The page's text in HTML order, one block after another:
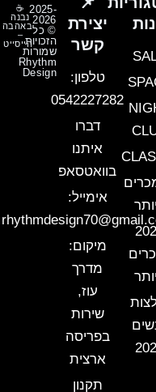
יצירת
קשר
טלפון:
0542227282
דברו
איתנו
בוואטסאפ
אימייל:
מיקום:
מדרך
עוז,
שירות
בפריסה
ארצית
תקנון
2025-
2026
© כל
הזכויות
שמורות
Rhythm
Design
☕
נבנה
באהבה
–
הייסייט